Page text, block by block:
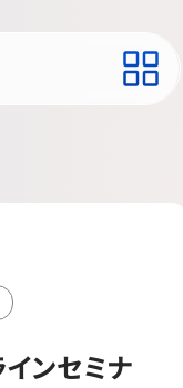
ンセミナ